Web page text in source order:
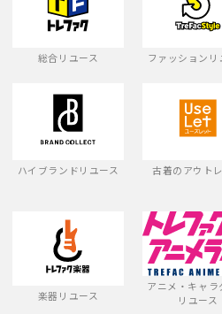
総合リユース ファッションリ
ハイブランドリユース 古着のアウト
楽器リユース
アニメ・キャラ
リユース